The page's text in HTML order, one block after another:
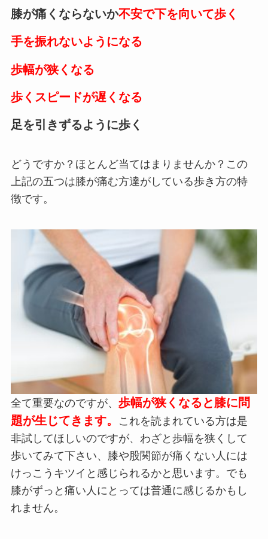
膝が痛くならないか不安で下を向いて歩く
手を振れないようになる
歩幅が狭くなる
歩くスピードが遅くなる
足を引きずるように歩く
どうですか？ほとんど当てはまりませんか？この
上記の五つは膝が痛む方達がしている歩き方の特
徴です。
全て重要なのですが、 歩幅が狭くなると膝に問
題が生じてきます。
これを読まれている方は是
非試してほしいのですが、わざと歩幅を狭くして
歩いてみて下さい、膝や股関節が痛くない人には
けっこうキツイと感じられるかと思います。でも
膝がずっと痛い人にとっては普通に感じるかもし
れません。